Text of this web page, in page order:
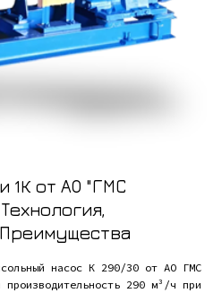
1К от АО "ГМС
насос К 290/30 от АО ГМС
290 м³/ч при